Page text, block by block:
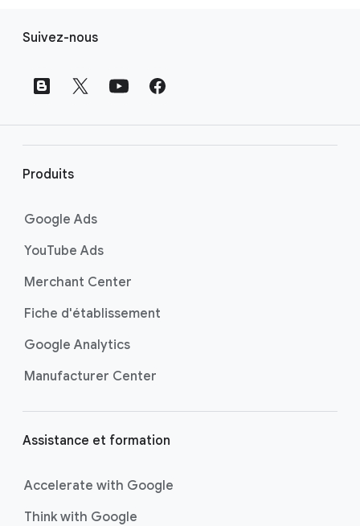
d
Suivez-nous
Produits
Google Ads
YouTube Ads
Merchant Center
Fiche d'établissement
Google Analytics
Manufacturer Center
Assistance et formation
Accelerate with Google
Think with Google